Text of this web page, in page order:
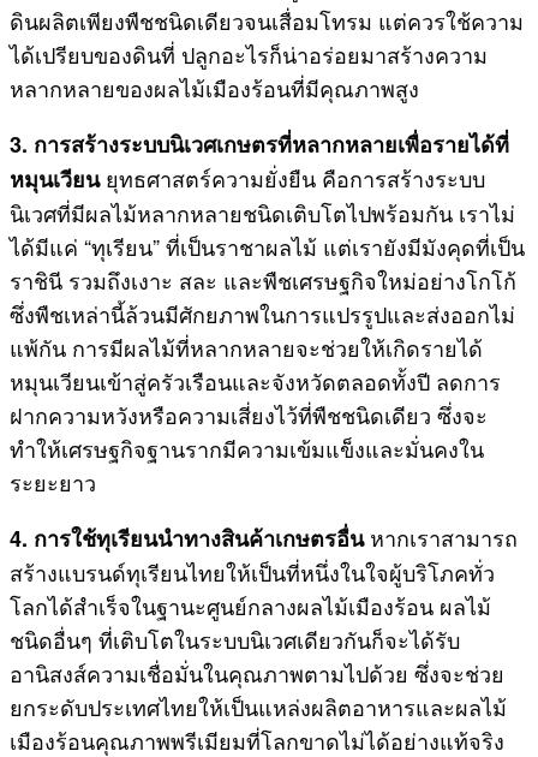
ดินผลิตเพียงพืชชนิดเดียวจนเสื่อมโทรม แต่ควรใช้ความ
ได้เปรียบของดินที่ ปลูกอะไรก็น่าอร่อยมาสร้างความ
หลากหลายของผลไม้เมืองร้อนที่มีคุณภาพสูง
3. การสร้างระบบนิเวศเกษตรที่หลากหลายเพื่อรายได้ที่
หมุนเวียน ยุทธศาสตร์ความยั่งยืน คือการสร้างระบบ
นิเวศที่มีผลไม้หลากหลายชนิดเติบโตไปพร้อมกัน เราไม่
ได้มีแค่ “ทุเรียน” ที่เป็นราชาผลไม้ แต่เรายังมีมังคุดที่เป็น
ราชินี รวมถึงเงาะ สละ และพืชเศรษฐกิจใหม่อย่างโกโก้
ซึ่งพืชเหล่านี้ล้วนมีศักยภาพในการแปรรูปและส่งออกไม่
แพ้กัน การมีผลไม้ที่หลากหลายจะช่วยให้เกิดรายได้
หมุนเวียนเข้าสู่ครัวเรือนและจังหวัดตลอดทั้งปี ลดการ
ฝากความหวังหรือความเสี่ยงไว้ที่พืชชนิดเดียว ซึ่งจะ
ทำให้เศรษฐกิจฐานรากมีความเข้มแข็งและมั่นคงใน
ระยะยาว
4. การใช้ทุเรียนนำทางสินค้าเกษตรอื่นหากเราสามารถ
สร้างแบรนด์ทุเรียนไทยให้เป็นที่หนึ่งในใจผู้บริโภคทั่ว
โลกได้สำเร็จในฐานะศูนย์กลางผลไม้เมืองร้อน ผลไม้
ชนิดอื่นๆ ที่เติบโตในระบบนิเวศเดียวกันก็จะได้รับ
อานิสงส์ความเชื่อมั่นในคุณภาพตามไปด้วย ซึ่งจะช่วย
ยกระดับประเทศไทยให้เป็นแหล่งผลิตอาหารและผลไม้
เมืองร้อนคุณภาพพรีเมียมที่โลกขาดไม่ได้อย่างแท้จริง